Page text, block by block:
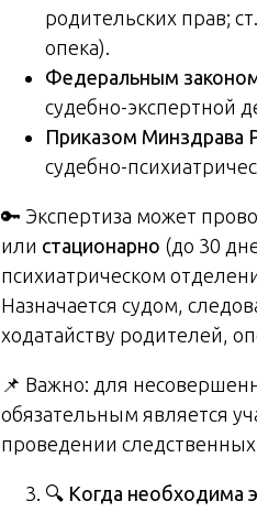
родительских прав;
опека).
Федеральным
судебно-экспертной
Приказом
судебно-
🔑 Экспертиза может
или стационарно (до 30
психиатрическом
Назначается судом,
ходатайству родителей,
📌 Важно: для
обязательным является
проведении
🔍 Когда необходима